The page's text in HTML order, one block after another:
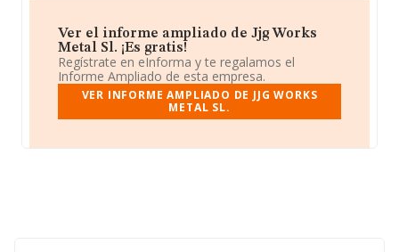
Ver el informe ampliado de Jjg Works
Metal Sl. ¡Es gratis!
Regístrate en eInforma y te regalamos el
Informe Ampliado de esta empresa.
VER INFORME AMPLIADO DE JJG WORKS
METAL SL.